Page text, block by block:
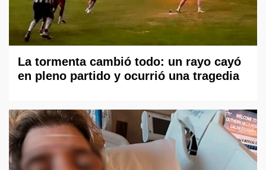
La tormenta cambió todo: un rayo cayó
en pleno partido y ocurrió una tragedia